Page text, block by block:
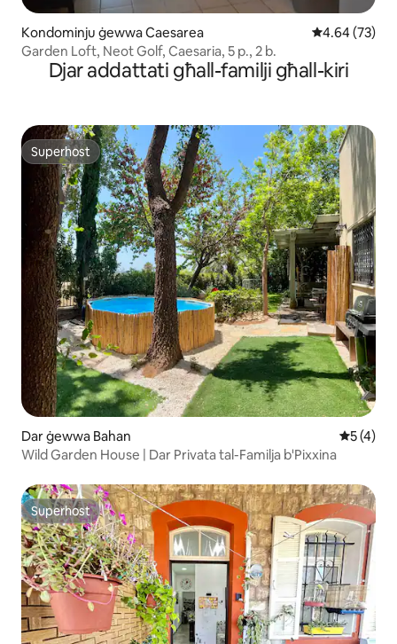
Kondominju ġewwa Caesarea Rating medju
4.64 (73)
Garden Loft, Neot Golf, Caesaria, 5 p., 2 b.
Djar addattati għall-familji għall-kiri
Superhost
Superhost
Dar ġewwa Bahan Rating
5 (4)
Wild Garden House | Dar Privata tal-Familja b'Pixxina
Superhost
Superhost